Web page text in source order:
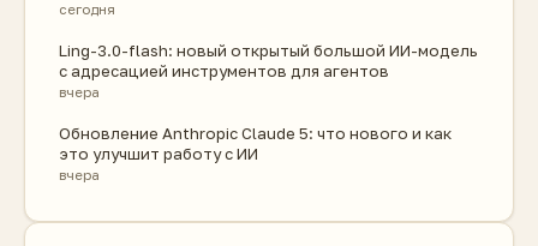
сегодня
Ling-3.0-flash: новый открытый большой ИИ-модель
с адресацией инструментов для агентов
вчера
Обновление Anthropic Claude 5: что нового и как
это улучшит работу с ИИ
вчера